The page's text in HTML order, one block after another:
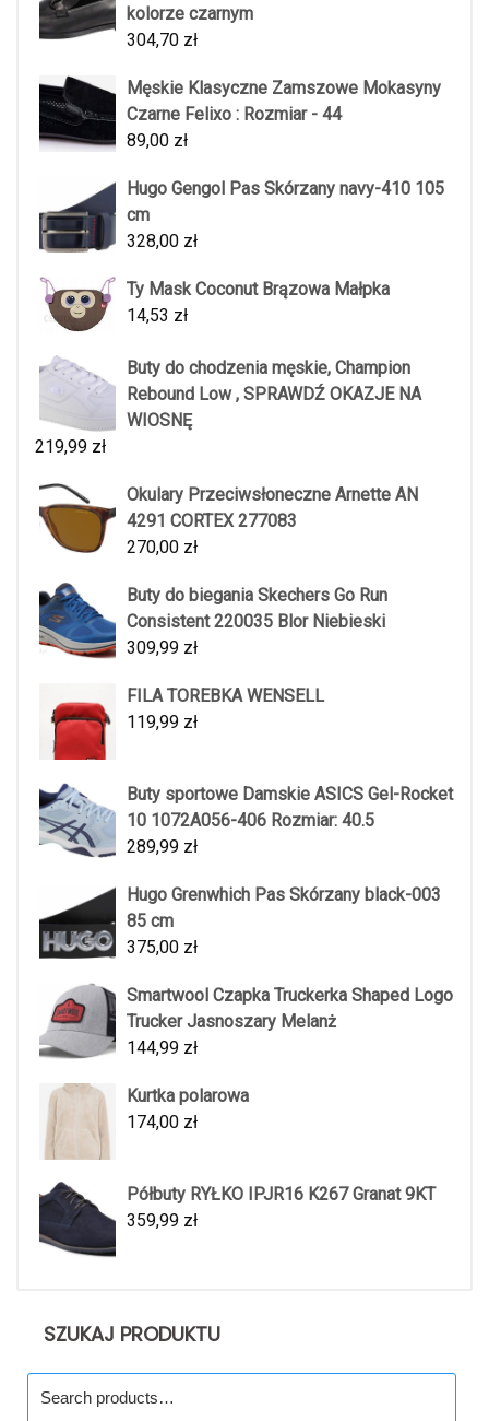
kolorze czarnym
304,70 zł
Męskie Klasyczne Zamszowe Mokasyny
Czarne Felixo : Rozmiar - 44
89,00 zł
Hugo Gengol Pas Skórzany navy-410 105
cm
328,00 zł
Ty Mask Coconut Brązowa Małpka
14,53 zł
Buty do chodzenia męskie, Champion
Rebound Low , SPRAWDŹ OKAZJE NA
WIOSNĘ
219,99 zł
Okulary Przeciwsłoneczne Arnette AN
4291 CORTEX 277083
270,00 zł
Buty do biegania Skechers Go Run
Consistent 220035 Blor Niebieski
309,99 zł
FILA TOREBKA WENSELL
119,99 zł
Buty sportowe Damskie ASICS Gel-Rocket
10 1072A056-406 Rozmiar: 40.5
289,99 zł
Hugo Grenwhich Pas Skórzany black-003
85 cm
375,00 zł
Smartwool Czapka Truckerka Shaped Logo
Trucker Jasnoszary Melanż
144,99 zł
Kurtka polarowa
174,00 zł
Półbuty RYŁKO IPJR16 K267 Granat 9KT
359,99 zł
SZUKAJ PRODUKTU
for: